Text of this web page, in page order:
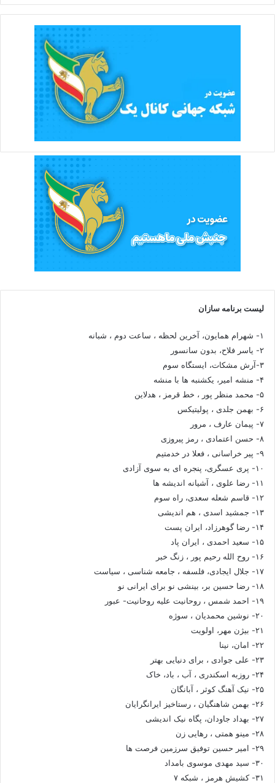
لیست برنامه سازان
۱- شهرام همایون، آخرین لحظه ، ساعت دوم ، شبانه
۲- یاسر فلاح، بدون سانسور
۳-آرش مشکات، ایستگاه سوم
۴- منشه امیر، یکشنبه ها با منشه
۵- محمد منظر پور ، خط قرمز ، هدلاین
۶- بهمن جلدی ، پولیتیکس
۷- پیمان عارف ، مرور
۸- حسن اعتمادی ، رمز پیروزی
۹- پیر خراسانی ، فعلا در خدمتیم
۱۰- پری عسگری، پنجره ای به سوی آزادی
۱۱- رضا علوی ، آشیانه اندیشه ها
۱۲- قاسم شعله سعدی، راه سوم
۱۳- جمشید اسدی ، هم اندیشی
۱۴- رضا گوهرزاد، ایران پست
۱۵- سعید احمدی ، ایران پاد
۱۶- روح الله رحیم پور ، زنگ خبر
۱۷- جلال ایجادی، فلسفه ، جامعه شناسی ، سیاست
۱۸- رضا حسین بر، بینشی نو برای ایرانی نو
۱۹- احمد شمس ، روحانیت علیه روحانیت- عبور
۲۰- نوشین محمدیان ، سوژه
۲۱- بیژن مهر، اولویت
۲۲- امان، نینا
۲۳- علی جوادی ، برای دنیایی بهتر
۲۴- روزبه اسکندری ، آب ، باد، خاک
۲۵- نیک آهنگ کوثر ، آبانگان
۲۶- بهمن شاهنگیان ، رستاخیز ایرانگرایان
۲۷- بهداد جاودان، پگاه نیک اندیشی
۲۸- مینو همتی ، رهایی زن
۲۹- امیر حسین توفیق سرزمین فرصت ها
۳۰- سید مهدی موسوی بامداد
۳۱- کشیش هرمز ، شبکه ۷